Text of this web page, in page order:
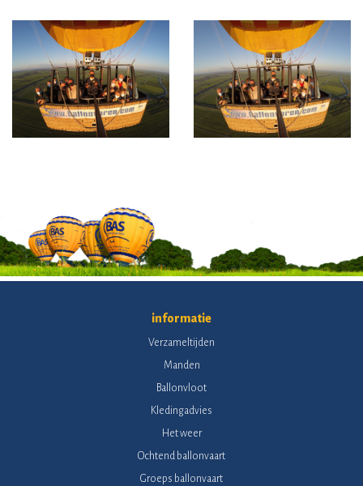
informatie
Verzameltijden
Manden
Ballonvloot
Kledingadvies
Het weer
Ochtend ballonvaart
Groeps ballonvaart